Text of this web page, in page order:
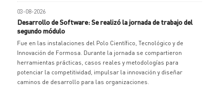
03-08-2026
Desarrollo de Software: Se realizó la jornada de trabajo del
segundo módulo
Fue en las instalaciones del Polo Científico, Tecnológico y de
Innovación de Formosa. Durante la jornada se compartieron
herramientas prácticas, casos reales y metodologías para
potenciar la competitividad, impulsar la innovación y diseñar
caminos de desarrollo para las organizaciones.